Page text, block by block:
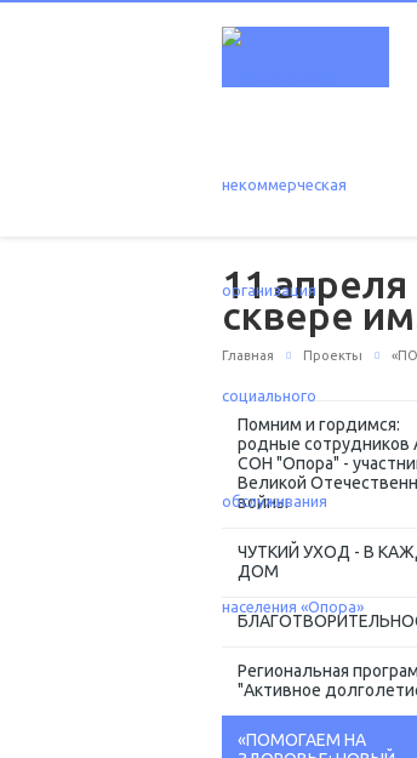
11
сквере
Главная Проекты
Помним и гордимся:
родные сотрудников
СОН "Опора" -
Великой
войны
ЧУТКИЙ УХОД - В
ДОМ
Региональная
"Активное
«ПОМОГАЕМ НА